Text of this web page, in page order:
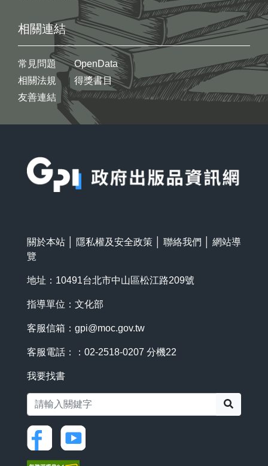
相關連結
常見問題
相關法規
友善連結
OpenData
得獎書目
關於本站 隱私權及安全政策 聯絡我們
網站導
覽
地址：10491台北市中山區松江路209號
指導單位：文化部
客服信箱： gpi@moc.gov.tw
客服電話：：02-2518-0207 分機22
我要找書